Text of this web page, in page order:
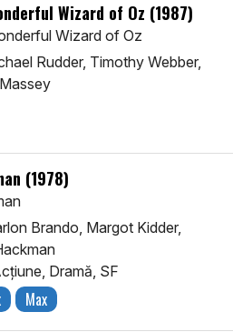
Wizard of Oz (1987)
Wizard of Oz
Rudder, Timothy Webber,
(1978)
Brando, Margot Kidder,
Dramă, SF
Max